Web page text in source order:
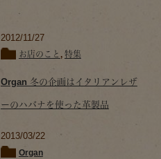
2012/11/27
お店のこと , 特集
Organ 冬の企画はイタリアンレザ
ーのハバナを使った革製品
2013/03/22
Organ